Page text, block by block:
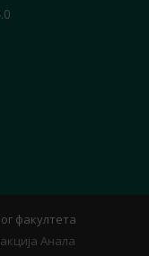
факултета
Анала